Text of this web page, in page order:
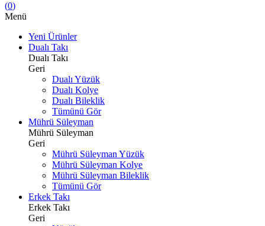
(0)
Menü
Yeni Ürünler
Dualı Takı
Dualı Takı
Geri
Dualı Yüzük
Dualı Kolye
Dualı Bileklik
Tümünü Gör
Mührü Süleyman
Mührü Süleyman
Geri
Mührü Süleyman Yüzük
Mührü Süleyman Kolye
Mührü Süleyman Bileklik
Tümünü Gör
Erkek Takı
Erkek Takı
Geri